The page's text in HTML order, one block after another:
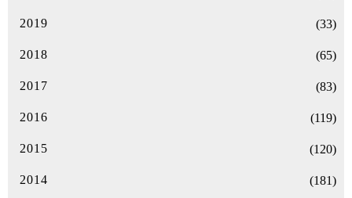
2019 (33)
2018 (65)
2017 (83)
2016 (119)
2015 (120)
2014 (181)